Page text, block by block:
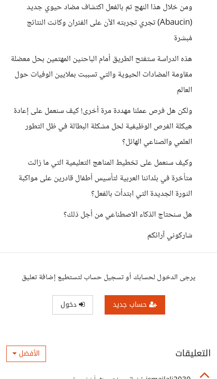
ومن خلال هذا النهج تم بالفعل اكتشاف مضاد حيوي جديد
(Abaucin) تجري تجربته الآن على الفئران وكانت النتائج
مُبشرة
هذه الدراسة ستفتح الطريق أمام الباحثين المهتمين بحل معضلة
مقاومة المضادات الحيوية والتي تسببت بملايين الوفيات حول
العالم
ولكن هل فرص عملنا مهددة مرة أخرى! كيف سنعمل على إعادة
هيكلة الفرص الوظيفية لحل مشكلة البطالة في ظل التطور
العلمي والصناعي الهائل؟
وكيف سنعمل على تخطيط المناهج التعليمية التي ما زالت
متأخرة في بلداننا العربية لتأسيس أطفال قادرين على مواكبة
الثورة الجديدة التي ابتدأت بالفعل؟
هل سنحتاج الذكاء الاصطناعي من أجل ذلك؟
شاركوني آرائكم
يرجى الدخول لحسابك أو تسجيل حساب لتستطيع إضافة تعليق
حساب جديد دخول
التعليقات الأفضل